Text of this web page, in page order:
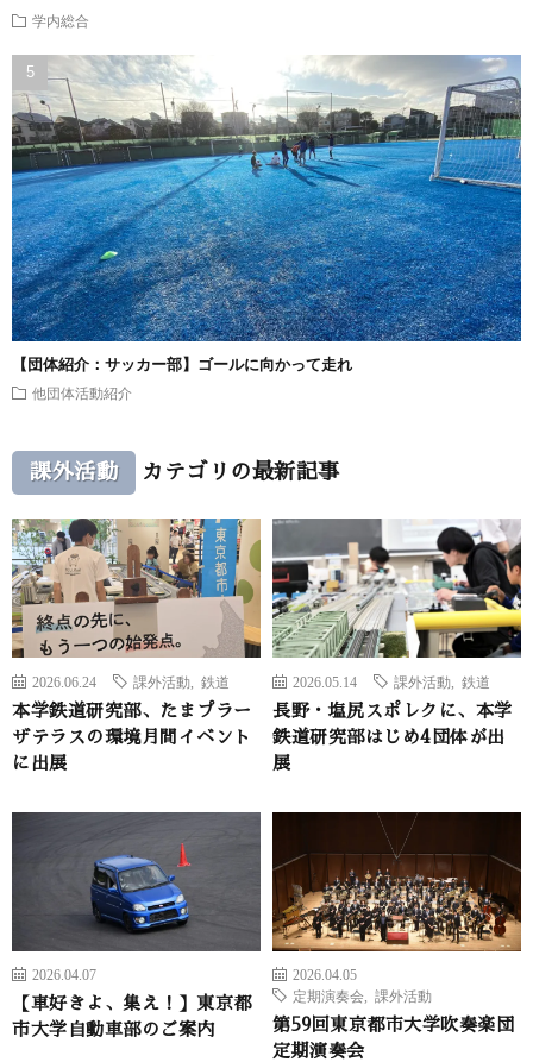
学内総合
【団体紹介：サッカー部】ゴールに向かって走れ
他団体活動紹介
課外活動 カテゴリの最新記事
2026.06.24 課外活動 鉄道
本学鉄道研究部、たまプラー
ザテラスの環境月間イベント
に出展
2026.05.14 課外活動 鉄道
長野・塩尻スポレクに、本学
鉄道研究部はじめ4団体が出
展
2026.04.07
【車好きよ、集え！】東京都
市大学自動車部のご案内
2026.04.05
定期演奏会
課外活動
第59回東京都市大学吹奏楽団
定期演奏会